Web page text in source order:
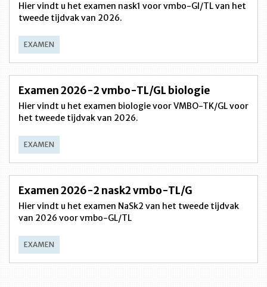
Hier vindt u het examen nask1 voor vmbo-Gl/TL van het
tweede tijdvak van 2026.
EXAMEN
Examen 2026-2 vmbo-TL/GL biologie
Hier vindt u het examen biologie voor VMBO-TK/GL voor
het tweede tijdvak van 2026.
EXAMEN
Examen 2026-2 nask2 vmbo-TL/G
Hier vindt u het examen NaSk2 van het tweede tijdvak
van 2026 voor vmbo-GL/TL
EXAMEN